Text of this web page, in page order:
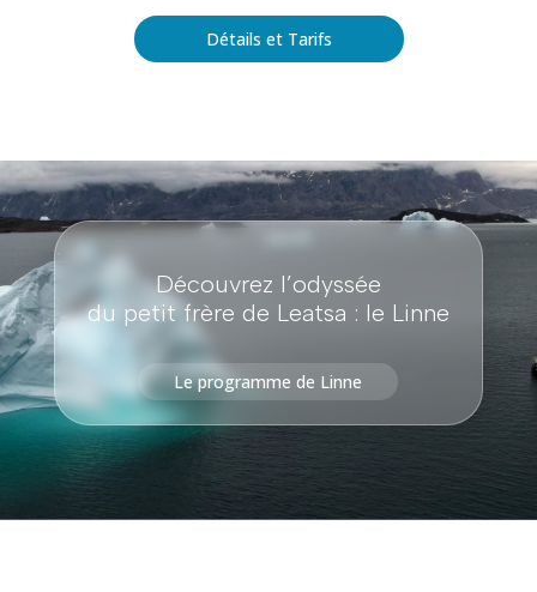
Détails et Tarifs
Découvrez l’odyssée
du petit frère de Leatsa : le Linne
Le programme de Linne